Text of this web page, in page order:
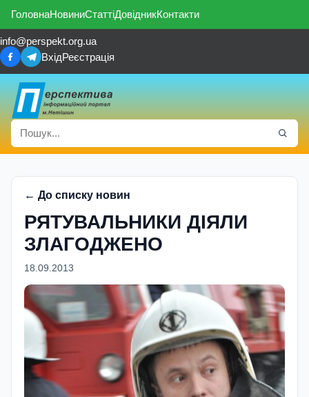
ГоловнаНовиниСтаттіДовідникКонтакти
info@perspekt.org.ua
ВхідРеєстрація
← До списку новин
РЯТУВАЛЬНИКИ ДІЯЛИ
ЗЛАГОДЖЕНО
18.09.2013